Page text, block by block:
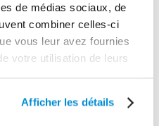
de médias sociaux, de
combiner celles-ci
vous leur avez fournies
votre utilisation de leurs
Afficher les détails